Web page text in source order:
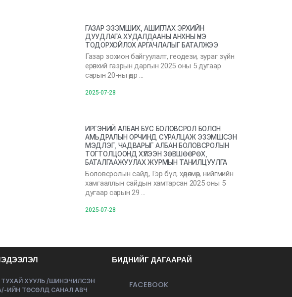
ГАЗАР ЭЗЭМШИХ, АШИГЛАХ ЭРХИЙН
ДУУДЛАГА ХУДАЛДААНЫ АНХНЫ ҮНЭ
ТОДОРХОЙЛОХ АРГАЧЛАЛЫГ БАТАЛЖЭЭ
Газар зохион байгуулалт, геодези, зураг зүйн
ерөнхий газрын даргын 2025 оны 5 дугаар
сарын 20-ны өдр …
2025-07-28
ИРГЭНИЙ АЛБАН БУС БОЛОВСРОЛ БОЛОН
АМЬДРАЛЫН ОРЧИНД СУРАЛЦАЖ ЭЗЭМШСЭН
МЭДЛЭГ, ЧАДВАРЫГ АЛБАН БОЛОВСРОЛЫН
ТОГТОЛЦООНД ХҮЛЭЭН ЗӨВШӨӨРӨХ,
БАТАЛГААЖУУЛАХ ЖУРМЫН ТАНИЛЦУУЛГА
Боловсролын сайд, Гэр бүл, хөдөлмөр, нийгмийн
хамгааллын сайдын хамтарсан 2025 оны 5
дугаар сарын 29 …
2025-07-28
ТУХАЙ ХУУЛЬ /ШИНЭЧИЛСЭН
ИЙН ТӨСӨЛД САНАЛ АВЧ
БИДНИЙГ ДАГААРАЙ
FACEBOOK